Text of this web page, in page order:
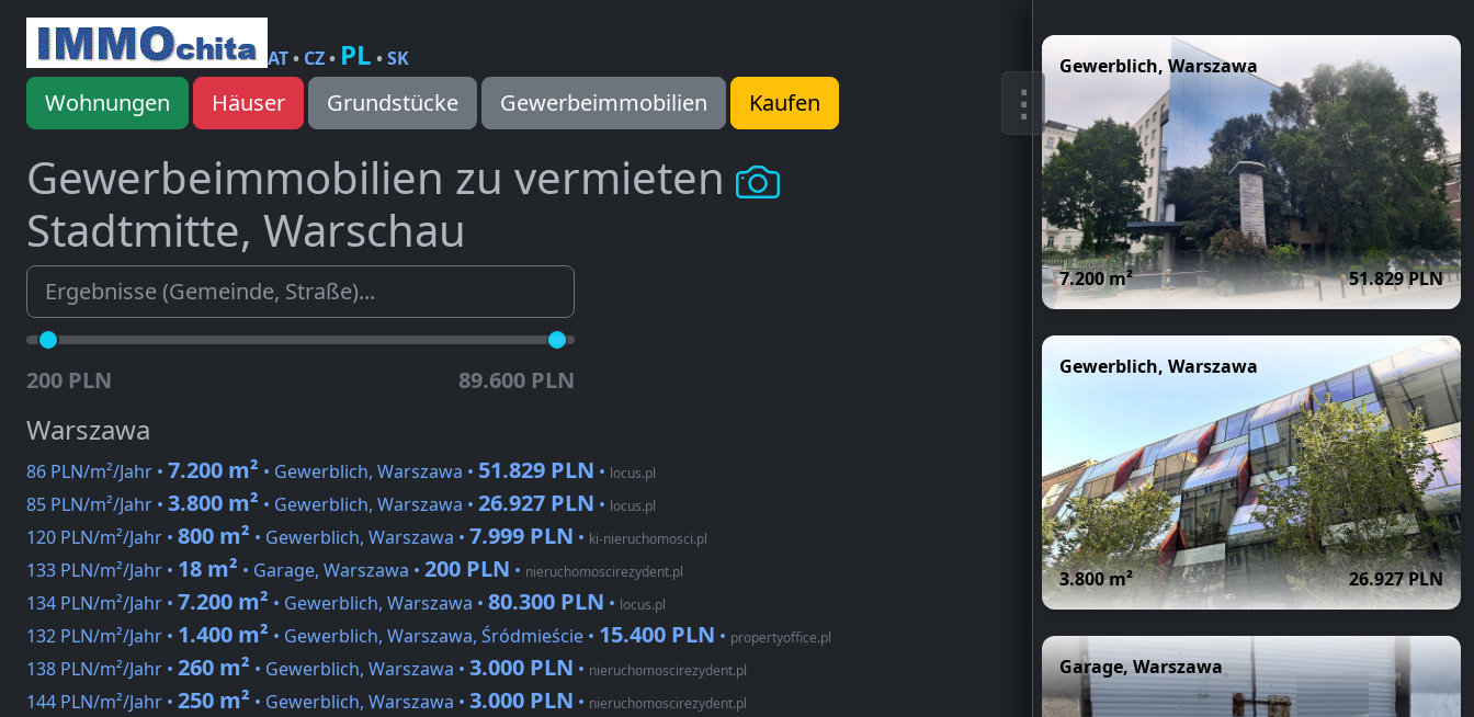
AT• CZ• PL •SK
Wohnungen Häuser Grundstücke Gewerbeimmobilien Kaufen
Gewerbeimmobilien zu vermieten
Stadtmitte, Warschau
200 PLN 89.600 PLN
Warszawa
86 PLN/m²/Jahr • 7.200 m² • Gewerblich, Warszawa • 51.829 PLN • locus.pl
85 PLN/m²/Jahr • 3.800 m² • Gewerblich, Warszawa • 26.927 PLN • locus.pl
120 PLN/m²/Jahr • 800 m² • Gewerblich, Warszawa • 7.999 PLN • ki-nieruchomosci.pl
133 PLN/m²/Jahr • 18 m² • Garage, Warszawa • 200 PLN • nieruchomoscirezydent.pl
134 PLN/m²/Jahr • 7.200 m² • Gewerblich, Warszawa • 80.300 PLN • locus.pl
132 PLN/m²/Jahr • 1.400 m² • Gewerblich, Warszawa, Śródmieście • 15.400 PLN • propertyoffice.pl
138 PLN/m²/Jahr • 260 m² • Gewerblich, Warszawa • 3.000 PLN • nieruchomoscirezydent.pl
144 PLN/m²/Jahr • 250 m² • Gewerblich, Warszawa • 3.000 PLN • nieruchomoscirezydent.pl